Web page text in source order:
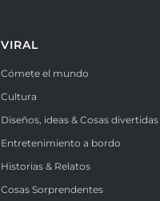
VIRAL
Cómete el mundo
Cultura
Diseños, ideas & Cosas divertidas
Entretenimiento a bordo
Historias & Relatos
Cosas Sorprendentes